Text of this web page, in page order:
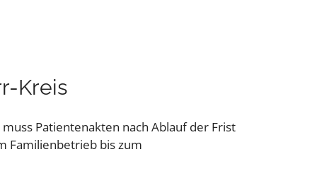
Kreis
Patientenakten nach Ablauf der Frist
Familienbetrieb bis zum